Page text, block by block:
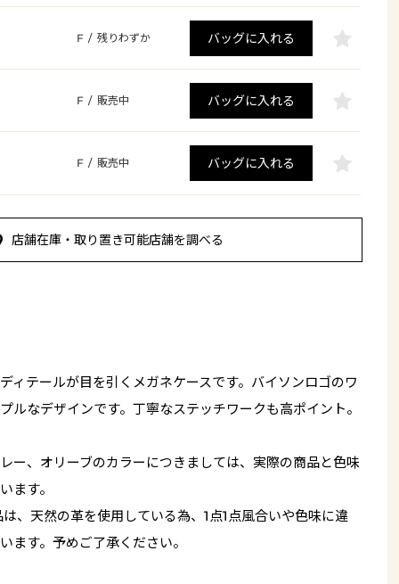
F / 残りわずか バッグに入れる
F / 販売中 バッグに入れる
F / 販売中 バッグに入れる
店舗在庫・取り置き可能店舗を調べる
ィテールが目を引くメガネケースです。バイソンロゴのワ
ルなデザインです。丁寧なステッチワークも高ポイント。
ー、オリーブのカラーにつきましては、実際の商品と色味
ます。
、天然の革を使用している為、1点1点風合いや色味に違
ます。予めご了承ください。